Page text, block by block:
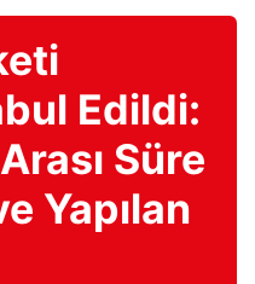
Edildi:
Süre
Yapılan